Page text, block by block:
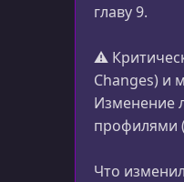
главу 9.
⚠️
Changes) и
Изменение
профилями
Что